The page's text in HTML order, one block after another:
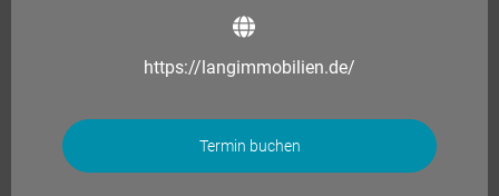
https://langimmobilien.de/
Termin buchen